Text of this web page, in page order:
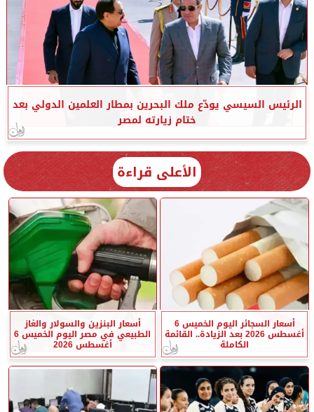
الرئيس السيسي يودّع ملك البحرين بمطار العلمين الدولي بعد
ختام زيارته لمصر
الأعلى قراءة
أسعار السجائر اليوم الخميس 6
أغسطس 2026 بعد الزيادة.. القائمة
الكاملة
أسعار البنزين والسولار والغاز
الطبيعي في مصر اليوم الخميس 6
أغسطس 2026